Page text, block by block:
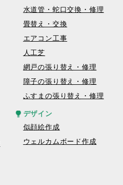
水道管・蛇口交換・修理
畳替え・交換
エアコン工事
人工芝
網戸の張り替え・修理
障子の張り替え・修理
ふすまの張り替え・修理
デザイン
似顔絵作成
ウェルカムボード作成